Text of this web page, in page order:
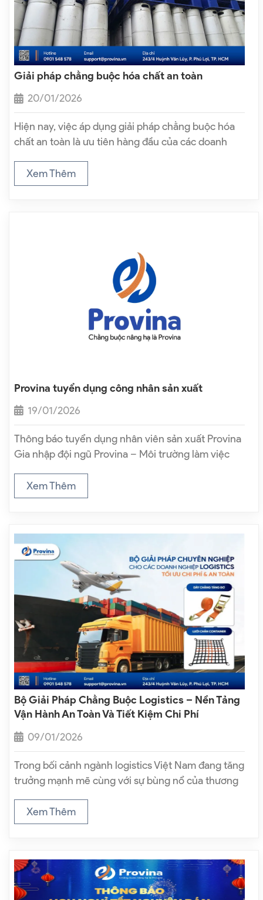
Giải pháp chằng buộc hóa chất an toàn
20/01/2026
Hiện nay, việc áp dụng giải pháp chằng buộc hóa
chất an toàn là ưu tiên hàng đầu của các doanh
Trong ngành hóa chất, mọi sai sót nhỏ trong lưu…
Xem Thêm
Provina tuyển dụng công nhân sản xuất
19/01/2026
Thông báo tuyển dụng nhân viên sản xuất Provina
Gia nhập đội ngũ Provina – Môi trường làm việc
việc 1. Công nhân may: Sử dụng máy may…
Xem Thêm
Bộ Giải Pháp Chằng Buộc Logistics – Nền Tảng
Vận Hành An Toàn Và Tiết Kiệm Chi Phí
09/01/2026
Trong bối cảnh ngành logistics Việt Nam đang tăng
trưởng mạnh mẽ cùng với sự bùng nổ của thương
xuất nhập khẩu, các doanh nghiệp ngày càng phải
đối mặt…
Xem Thêm